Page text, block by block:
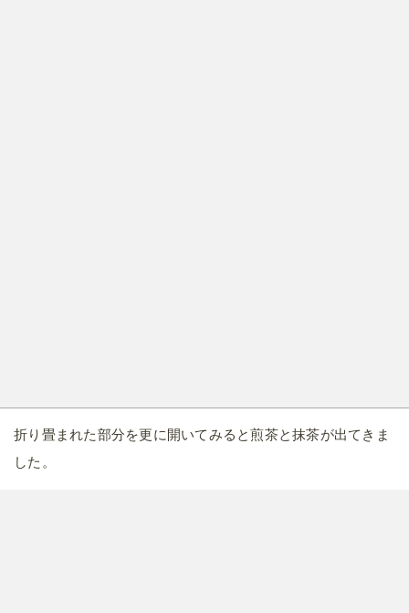
折り畳まれた部分を更に開いてみると煎茶と抹茶が出てきま
した。